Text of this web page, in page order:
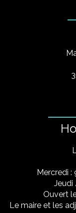
Mercredi :
Jeudi
Ouvert
Le maire et les